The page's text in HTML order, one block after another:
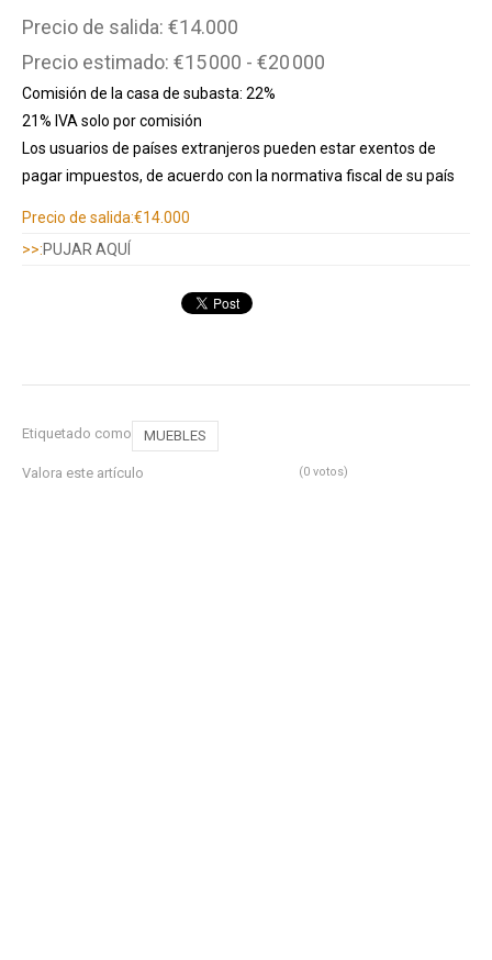
Precio de salida: €14.000
Precio estimado: €15 000 - €20 000
Comisión de la casa de subasta: 22%
21% IVA solo por comisión
Los usuarios de países extranjeros pueden estar exentos de
pagar impuestos, de acuerdo con la normativa fiscal de su país
Precio de salida:€14.000
>>:PUJAR AQUÍ
Etiquetado como MUEBLES
Valora este artículo (0 votos)